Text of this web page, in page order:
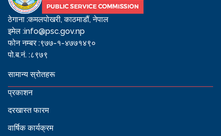
ठेगाना :कमलपोखरी, काठमाडौं, नेपाल
इमेल :info@psc.gov.np
फोन नम्बर :९७७-१-४७७१४९०
पो.ब.नं. :८९७९
सामान्य स्रोतहरू
प्रकाशन
दरखास्त फारम
वार्षिक कार्यक्रम